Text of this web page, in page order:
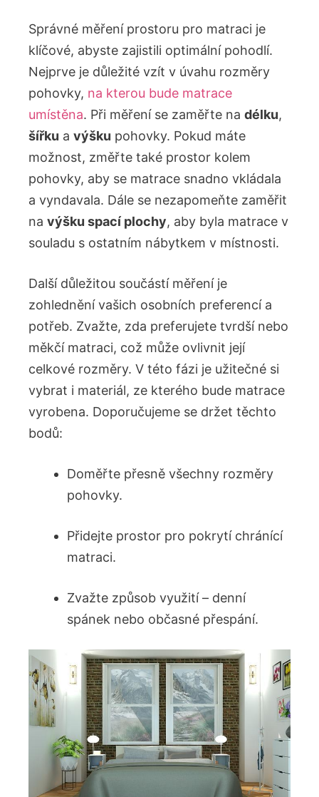
Správné měření prostoru pro matraci je
klíčové, abyste zajistili optimální pohodlí.
Nejprve je důležité vzít v úvahu rozměry
pohovky, na kterou bude matrace
umístěna. Při měření se zaměřte na délku,
šířku a výšku pohovky. Pokud máte
možnost, změřte také prostor kolem
pohovky, aby se matrace snadno vkládala
a vyndavala. Dále se nezapomeňte zaměřit
na výšku spací plochy, aby byla matrace v
souladu s ostatním nábytkem v místnosti.
Další důležitou součástí měření je
zohlednění vašich osobních preferencí a
potřeb. Zvažte, zda preferujete tvrdší nebo
měkčí matraci, což může ovlivnit její
celkové rozměry. V této fázi je užitečné si
vybrat i materiál, ze kterého bude matrace
vyrobena. Doporučujeme se držet těchto
bodů:
Doměřte přesně všechny rozměry
pohovky.
Přidejte prostor pro pokrytí chránící
matraci.
Zvažte způsob využití – denní
spánek nebo občasné přespání.